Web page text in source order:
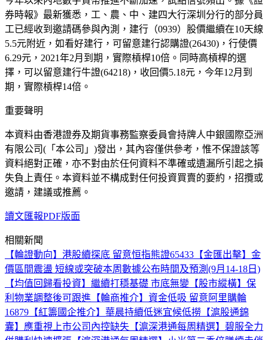
券時報》最新獲悉，工、農、中、建四大行深圳分行的部分員
工已經收到邀請碼參與內測，建行（0939）股價繼續在10天線
5.5元附近，如看好建行，可留意建行認購證(26430)，行使價
6.29元，2021年2月到期，實際槓桿10倍。同時高槓桿的選
擇，可以留意建行牛證(64218)，收回價5.18元，今年12月到
期，實際槓桿14倍。
重要聲明
本資料由香港證券及期貨事務監察委員會持牌人中銀國際亞洲
有限公司(「本公司」)發出，其內容僅供參考，惟不保證該等
資料絕對正確，亦不對由於任何資料不準確或遺漏所引起之損
失負上責任。本資料並不構成對任何投資買賣的要約，招攬或
邀請，建議或推薦。
讀文匯報PDF版面
相關新聞
【輪證動向】港股續探底 留意恒指熊證65433 【金匯出擊】金
價區間震盪 短線或突破本周數據公布時間及預測(9月14-18日)
【均值回歸看投資】繼續打穩基礎 市底無變 【股市縱橫】保
利物業調整後可跟進 【輪商推介】資金低吸 留意阿里購輪
16879 【紅籌國企推介】華晨持續低迷宜候低撈 【滬股通錦
囊】應重視上市公司內控缺失 【滬深港通每周精選】碧服全力